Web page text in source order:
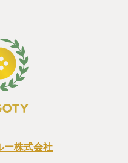
ー株式会社